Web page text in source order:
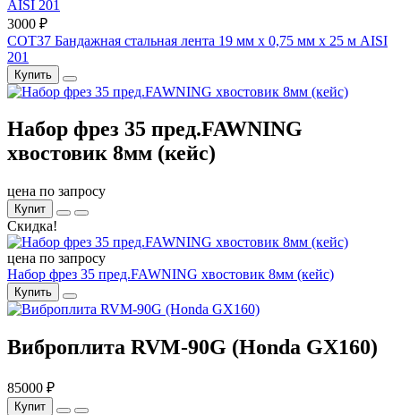
3000 ₽
COT37 Бандажная стальная лента 19 мм x 0,75 мм x 25 м AISI
201
Купить
Набор фрез 35 пред.FAWNING
хвостовик 8мм (кейс)
цена по запросу
Купит
Скидка!
цена по запросу
Набор фрез 35 пред.FAWNING хвостовик 8мм (кейс)
Купить
Виброплита RVM-90G (Honda GX160)
85000 ₽
Купит